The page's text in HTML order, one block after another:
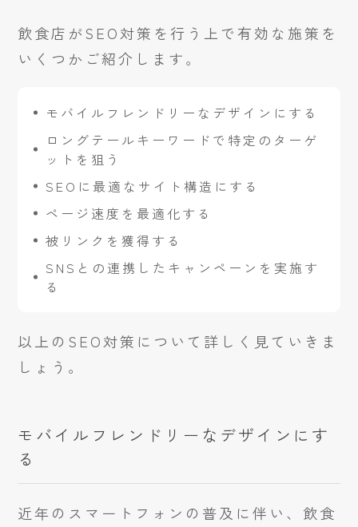
飲食店がSEO対策を行う上で有効な施策を
いくつかご紹介します。
モバイルフレンドリーなデザインにする
ロングテールキーワードで特定のターゲ
ットを狙う
SEOに最適なサイト構造にする
ページ速度を最適化する
被リンクを獲得する
SNSとの連携したキャンペーンを実施す
る
以上のSEO対策について詳しく見ていきま
しょう。
モバイルフレンドリーなデザインにす
る
近年のスマートフォンの普及に伴い、飲食